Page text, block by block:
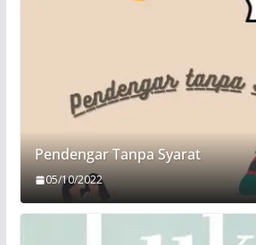
Pendengar Tanpa Syarat
05/10/2022